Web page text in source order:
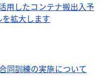
用したコンテナ搬出入予
拡大します
同訓練の実施について